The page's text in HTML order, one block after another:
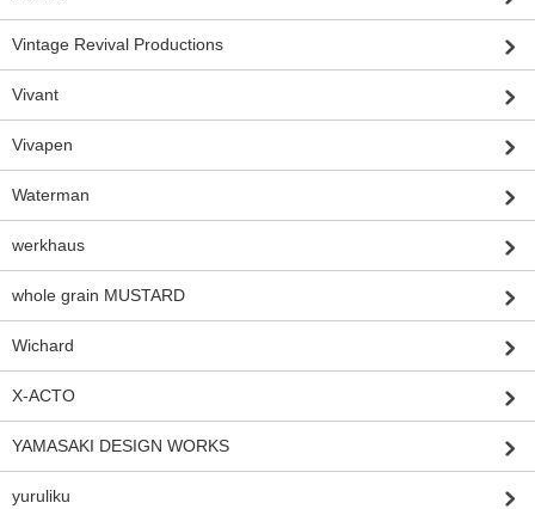
Vintage Revival Productions
Vivant
Vivapen
Waterman
werkhaus
whole grain MUSTARD
Wichard
X-ACTO
YAMASAKI DESIGN WORKS
yuruliku